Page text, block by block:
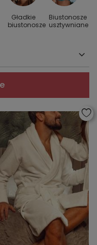
Gładkie
biustonosze
Biustonosze
usztywniane